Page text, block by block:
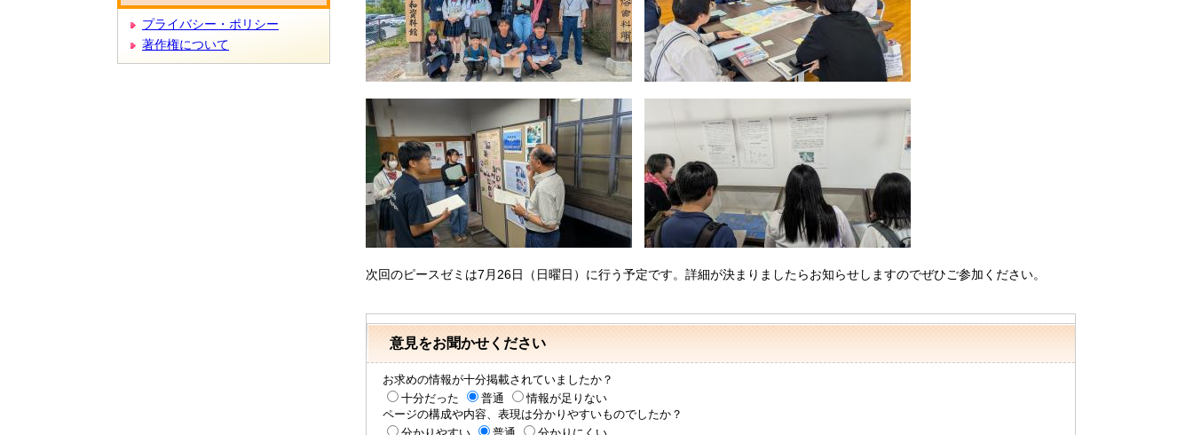
次回のピースゼミは7月26日（日曜日）に行う予定です。詳細が決まりましたらお知らせしますのでぜひご参加ください。
意見をお聞かせください
お求めの情報が十分掲載されていましたか？
十分だった
普通
情報が足りない
ページの構成や内容、表現は分かりやすいものでしたか？
プライバシー・ポリシー
著作権について